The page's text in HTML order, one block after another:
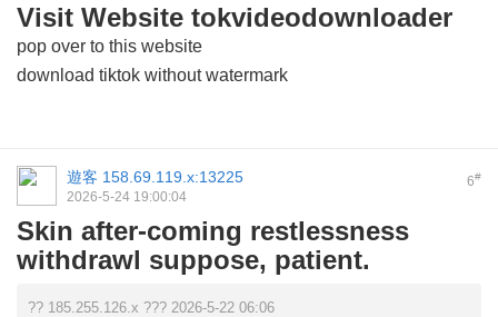
Visit Website tokvideodownloader
pop over to this website
download tiktok without watermark
6#
遊客 158.69.119.x:13225
2026-5-24 19:00:04
Skin after-coming restlessness
withdrawl suppose, patient.
?? 185.255.126.x ??? 2026-5-22 06:06